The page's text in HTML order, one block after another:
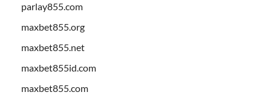
parlay855.com
maxbet855.org
maxbet855.net
maxbet855id.com
maxbet855.com